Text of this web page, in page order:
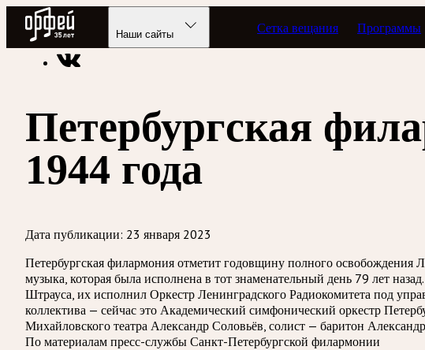
Радио Орфей
Наши сайты Сетка вещания Программы
Радио классической музыки «Орфей» Новости
Петербургская
1944 года
Дата публикации: 23 января 2023
Петербургская филармония отметит годовщину полного освобождения
музыка, которая была исполнена в тот знаменательный день 79 лет
Штрауса, их исполнил Оркестр Ленинградского Радиокомитета под
коллектива — сейчас это Академический симфонический оркестр
Михайловского театра Александр Соловьёв, солист — баритон
По материалам пресс-службы Санкт-Петербургской филармонии